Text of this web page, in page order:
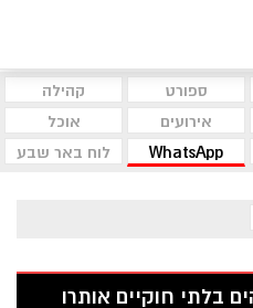
ספורט
קהילה
אירועים
אוכל
WhatsApp לוח באר שבע
בלתי חוקיים אותרו